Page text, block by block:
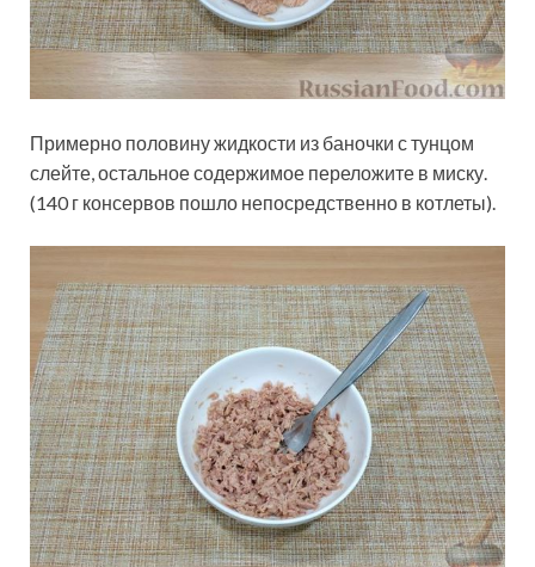
Примерно половину жидкости из баночки с тунцом
слейте, остальное содержимое переложите в миску.
(140 г консервов пошло непосредственно в котлеты).